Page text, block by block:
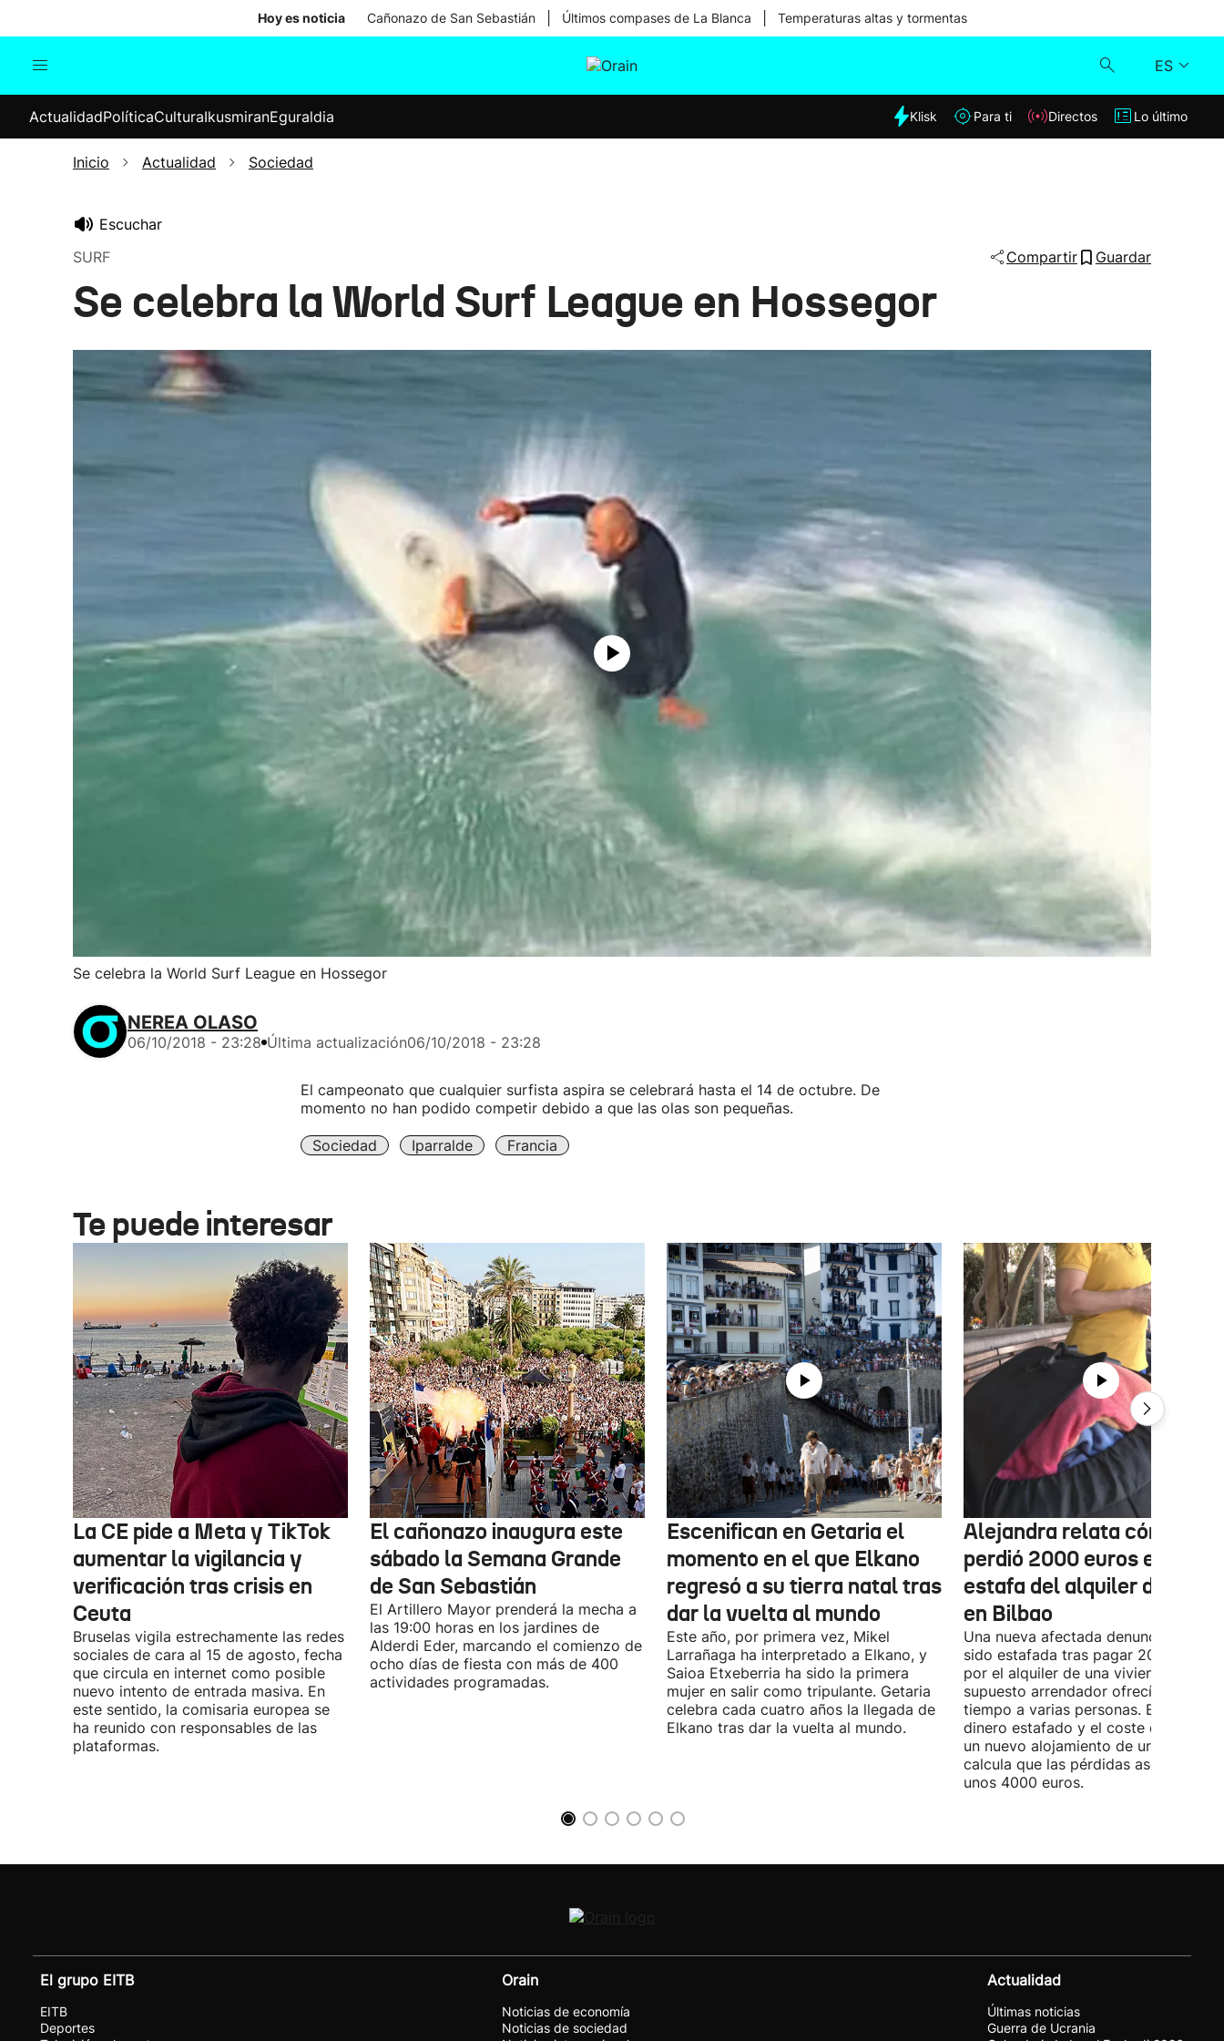
Hoy es noticia Cañonazo de San Sebastián Últimos compases de La Blanca Temperaturas altas y tormentas
ES
Internacional
Elecciones
Klisk
ActualidadPolíticaCulturaIkusmiranEguraldia Klisk Para ti Directos Lo último
Inicio Actualidad Sociedad
Escuchar
SURF
Compartir Guardar
Se celebra la World Surf League en Hossegor
Se celebra la World Surf League en Hossegor
NEREA OLASO
06/10/2018 - 23:28 Última actualización06/10/2018 - 23:28
El campeonato que cualquier surfista aspira se celebrará hasta el 14 de octubre. De
momento no han podido competir debido a que las olas son pequeñas.
Sociedad Iparralde Francia
Te puede interesar
La CE pide a Meta y TikTok
aumentar la vigilancia y
verificación tras crisis en
Ceuta
Bruselas vigila estrechamente las redes
sociales de cara al 15 de agosto, fecha
que circula en internet como posible
nuevo intento de entrada masiva. En
este sentido, la comisaria europea se
ha reunido con responsables de las
plataformas.
El cañonazo inaugura este
sábado la Semana Grande
de San Sebastián
El Artillero Mayor prenderá la mecha a
las 19:00 horas en los jardines de
Alderdi Eder, marcando el comienzo de
ocho días de fiesta con más de 400
actividades programadas.
Escenifican en Getaria el
momento en el que Elkano
regresó a su tierra natal tras
dar la vuelta al mundo
Este año, por primera vez, Mikel
Larrañaga ha interpretado a Elkano, y
Saioa Etxeberria ha sido la primera
mujer en salir como tripulante. Getaria
celebra cada cuatro años la llegada de
Elkano tras dar la vuelta al mundo.
Alejandra relata cómo
perdió 2000 euros en la
estafa del alquiler de un
en Bilbao
Una nueva afectada denuncia haber
sido estafada tras pagar 2000 euros
por el alquiler de una vivienda que el
supuesto arrendador ofrecía al
tiempo a varias personas. Entre el
dinero estafado y el coste de
un nuevo alojamiento de urgencia,
calcula que las pérdidas ascienden a
unos 4000 euros.
El grupo EITB
EITB
Deportes
Orain
Noticias de economía
Noticias de sociedad
Actualidad
Últimas noticias
Guerra de Ucrania